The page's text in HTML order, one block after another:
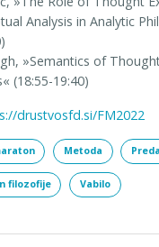
Analysis in Analytic
»Semantics of
(18:55-19:40)
drustvosfd.si/FM2022
Metoda
filozofije Vabilo